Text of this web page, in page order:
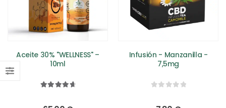
Aceite 30% "WELLNESS" –
10ml
Infusión - Manzanilla -
7,5mg